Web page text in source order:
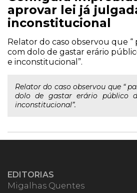
aprovar lei já
inconstitucional
Relator do caso observou que
com dolo de gastar erário
e inconstitucional”.
Relator do caso observou que “
dolo de gastar erário público
inconstitucional”.
EDITORIAS
Migalhas Quentes